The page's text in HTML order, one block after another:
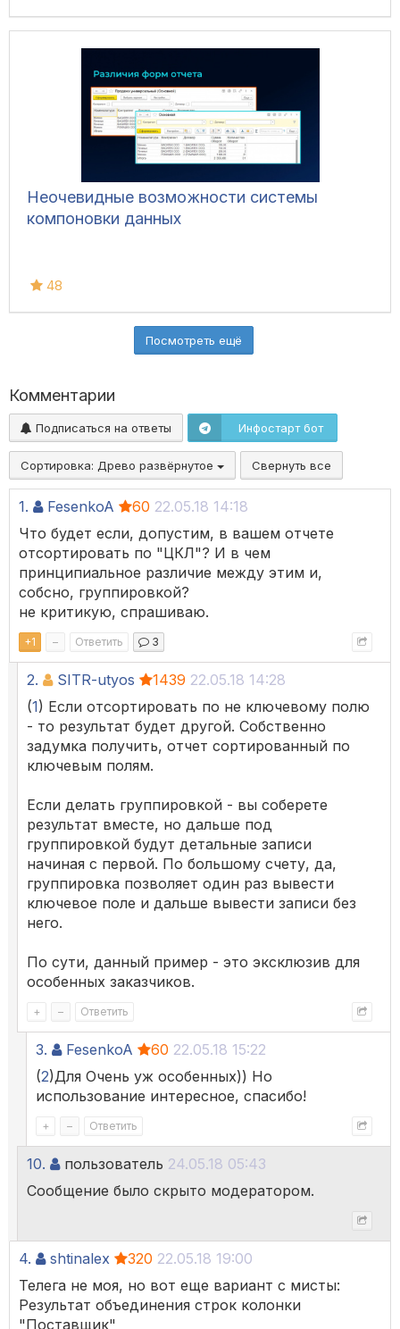
Неочевидные возможности системы
компоновки данных
48
Посмотреть ещё
Комментарии
Подписаться на ответы Инфостарт бот
Сортировка: Древо развёрнутое Свернуть все
1. FesenkoA 60 22.05.18 14:18
Что будет если, допустим, в вашем отчете
отсортировать по "ЦКЛ"? И в чем
принципиальное различие между этим и,
собсно, группировкой?
не критикую, спрашиваю.
+1 – Ответить 3
2. SITR-utyos 1439 22.05.18 14:28
(1) Если отсортировать по не ключевому полю
- то результат будет другой. Собственно
задумка получить, отчет сортированный по
ключевым полям.
Если делать группировкой - вы соберете
результат вместе, но дальше под
группировкой будут детальные записи
начиная с первой. По большому счету, да,
группировка позволяет один раз вывести
ключевое поле и дальше вывести записи без
него.
По сути, данный пример - это эксклюзив для
особенных заказчиков.
+ – Ответить
3. FesenkoA 60 22.05.18 15:22
(2)Для Очень уж особенных)) Но
использование интересное, спасибо!
+ – Ответить
10. пользователь 24.05.18 05:43
Сообщение было скрыто модератором.
4. shtinalex 320 22.05.18 19:00
Телега не моя, но вот еще вариант с мисты:
Результат объединения строк колонки
"Поставщик"